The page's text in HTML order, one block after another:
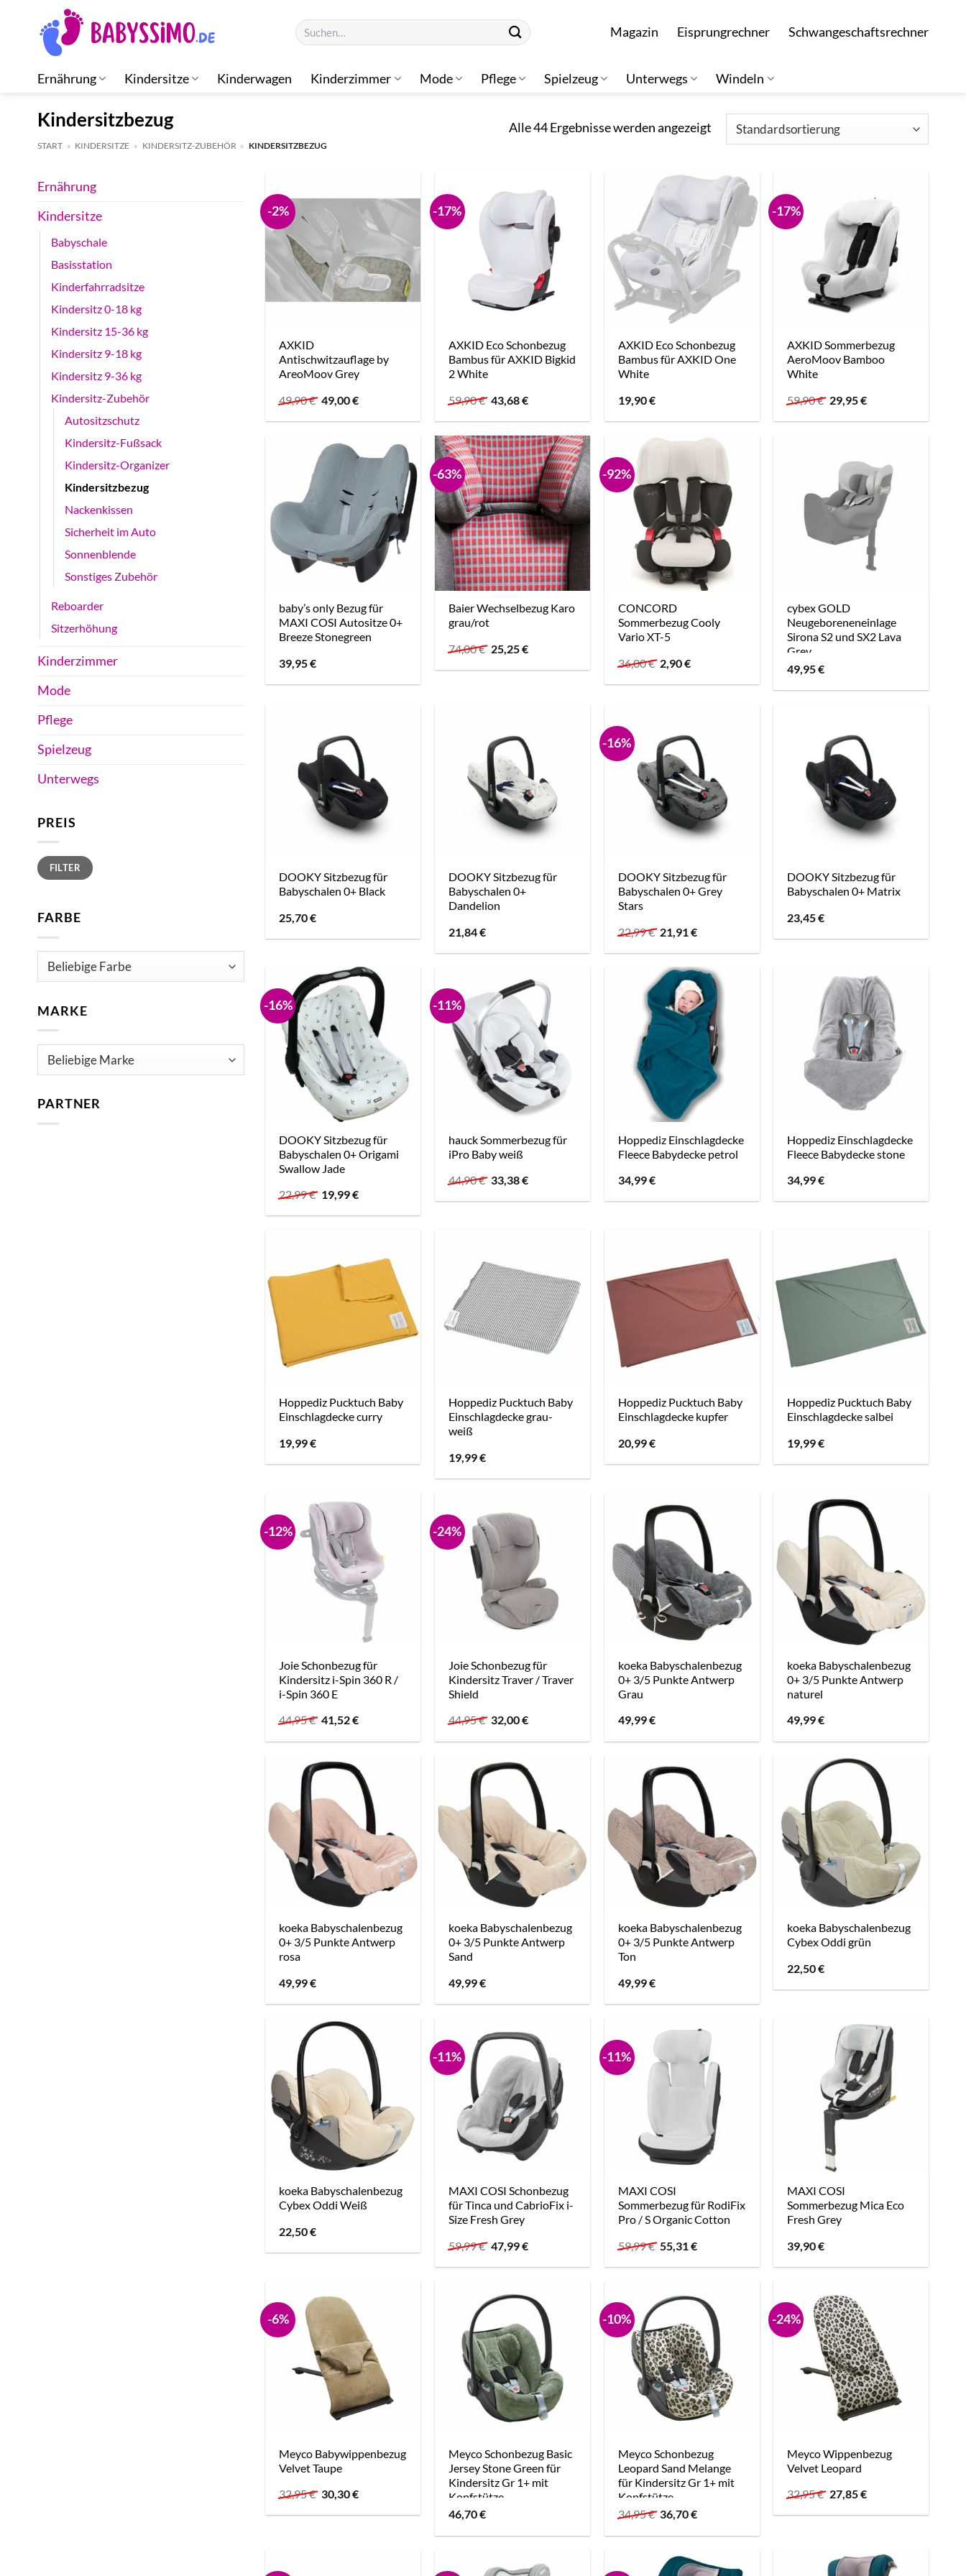
springen
Suchen
nach:
Magazin Eisprungrechner Schwangeschaftsrechner
Ernährung Kindersitze Kinderwagen Kinderzimmer Mode Pflege Spielzeug Unterwegs Windeln
Kindersitzbezug
START » KINDERSITZE » KINDERSITZ-ZUBEHÖR » KINDERSITZBEZUG
Alle 44 Ergebnisse werden angezeigt
Ernährung
Kindersitze
Babyschale
Basisstation
Kinderfahrradsitze
Kindersitz 0-18 kg
Kindersitz 15-36 kg
Kindersitz 9-18 kg
Kindersitz 9-36 kg
Kindersitz-Zubehör
Autositzschutz
Kindersitz-Fußsack
Kindersitz-Organizer
Kindersitzbezug
Nackenkissen
Sicherheit im Auto
Sonnenblende
Sonstiges Zubehör
Reboarder
Sitzerhöhung
Kinderzimmer
Mode
Pflege
Spielzeug
Unterwegs
PREIS
Min.
Preis
Max.
PreisFILTER
FARBE
MARKE
PARTNER
-2%
AXKID
Antischwitzauflage by
AreoMoov Grey
49,90€ Ursprünglicher
Preis
war:
49,00€Aktueller
ist:
-17%
AXKID Eco Schonbezug
Bambus für AXKID Bigkid
2 White
59,90€ Ursprünglicher
Preis
war:
43,68€Aktueller
ist:
AXKID Eco Schonbezug
Bambus für AXKID One
White
19,90€
-17%
AXKID Sommerbezug
AeroMoov Bamboo
White
59,90€ Ursprünglicher
Preis
war:
29,95€Aktueller
ist:
baby’s only Bezug für
MAXI COSI Autositze 0+
Breeze Stonegreen
39,95€
-63%
Baier Wechselbezug Karo
grau/rot
74,00€ Ursprünglicher
Preis
war:
25,25€Aktueller
ist:
-92%
CONCORD
Sommerbezug Cooly
Vario XT-5
36,00€ Ursprünglicher
Preis
war:
2,90€Aktueller
ist:
cybex GOLD
Neugeboreneneinlage
Sirona S2 und SX2 Lava
Grey
49,95€
DOOKY Sitzbezug für
Babyschalen 0+ Black
25,70€
DOOKY Sitzbezug für
Babyschalen 0+
Dandelion
21,84€
-16%
DOOKY Sitzbezug für
Babyschalen 0+ Grey
Stars
22,99€ Ursprünglicher
Preis
war:
21,91€Aktueller
ist:
DOOKY Sitzbezug für
Babyschalen 0+ Matrix
23,45€
-16%
DOOKY Sitzbezug für
Babyschalen 0+ Origami
Swallow Jade
22,99€ Ursprünglicher
Preis
war:
19,99€Aktueller
ist:
-11%
hauck Sommerbezug für
iPro Baby weiß
44,90€ Ursprünglicher
Preis
war:
33,38€Aktueller
ist:
Hoppediz Einschlagdecke
Fleece Babydecke petrol
34,99€
Hoppediz Einschlagdecke
Fleece Babydecke stone
34,99€
Hoppediz Pucktuch Baby
Einschlagdecke curry
19,99€
Hoppediz Pucktuch Baby
Einschlagdecke grau-
weiß
19,99€
Hoppediz Pucktuch Baby
Einschlagdecke kupfer
20,99€
Hoppediz Pucktuch Baby
Einschlagdecke salbei
19,99€
-12%
Joie Schonbezug für
Kindersitz i-Spin 360 R /
i-Spin 360 E
44,95€ Ursprünglicher
Preis
war:
41,52€Aktueller
ist:
-24%
Joie Schonbezug für
Kindersitz Traver / Traver
Shield
44,95€ Ursprünglicher
Preis
war:
32,00€Aktueller
ist:
koeka Babyschalenbezug
0+ 3/5 Punkte Antwerp
Grau
49,99€
koeka Babyschalenbezug
0+ 3/5 Punkte Antwerp
naturel
49,99€
koeka Babyschalenbezug
0+ 3/5 Punkte Antwerp
rosa
49,99€
koeka Babyschalenbezug
0+ 3/5 Punkte Antwerp
Sand
49,99€
koeka Babyschalenbezug
0+ 3/5 Punkte Antwerp
Ton
49,99€
koeka Babyschalenbezug
Cybex Oddi grün
22,50€
koeka Babyschalenbezug
Cybex Oddi Weiß
22,50€
-11%
MAXI COSI Schonbezug
für Tinca und CabrioFix i-
Size Fresh Grey
59,99€ Ursprünglicher
Preis
war:
47,99€Aktueller
ist:
-11%
MAXI COSI
Sommerbezug für RodiFix
Pro / S Organic Cotton
59,99€ Ursprünglicher
Preis
war:
55,31€Aktueller
ist:
MAXI COSI
Sommerbezug Mica Eco
Fresh Grey
39,90€
-6%
Meyco Babywippenbezug
Velvet Taupe
32,95€ Ursprünglicher
Preis
war:
30,30€Aktueller
ist:
Meyco Schonbezug Basic
Jersey Stone Green für
Kindersitz Gr 1+ mit
Kopfstütze
46,70€
-10%
Meyco Schonbezug
Leopard Sand Melange
für Kindersitz Gr 1+ mit
Kopfstütze
34,95€ Ursprünglicher
Preis
war:
36,70€Aktueller
ist:
-24%
Meyco Wippenbezug
Velvet Leopard
32,95€ Ursprünglicher
Preis
war:
27,85€Aktueller
ist: